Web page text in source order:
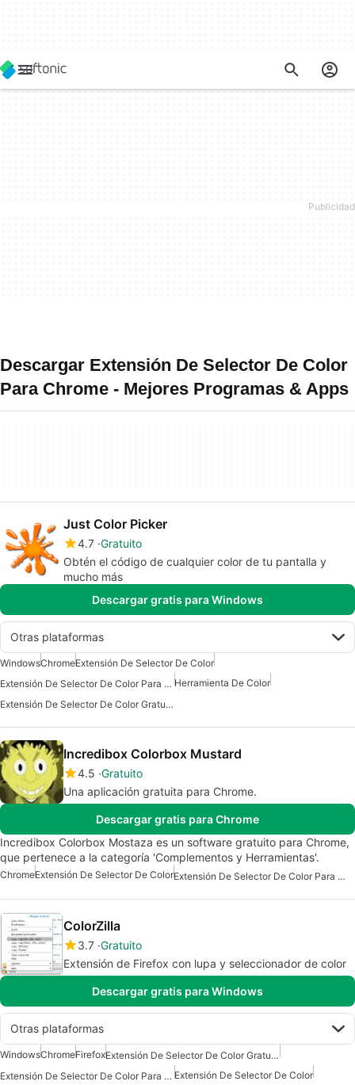
Descargar Extensión De Selector De Color
Para Chrome - Mejores Programas & Apps
Just Color Picker
4.7 Gratuito
Obtén el código de cualquier color de tu pantalla y
mucho más
Descargar gratis para Windows
Otras plataformas
WindowsChromeExtensión De Selector De Color
Extensión De Selector De Color Para Chrome Herramienta De Color
Extensión De Selector De Color Gratuita
Incredibox Colorbox Mustard
4.5 Gratuito
Una aplicación gratuita para Chrome.
Descargar gratis para Chrome
Incredibox Colorbox Mostaza es un software gratuito para Chrome,
que pertenece a la categoría 'Complementos y Herramientas'.
ChromeExtensión De Selector De Color Extensión De Selector De Color Para Chrome
ColorZilla
3.7 Gratuito
Extensión de Firefox con lupa y seleccionador de color
Descargar gratis para Windows
Otras plataformas
WindowsChromeFirefox
Extensión De Selector De Color Gratuita
Extensión De Selector De Color Para Chrome Extensión De Selector De Color